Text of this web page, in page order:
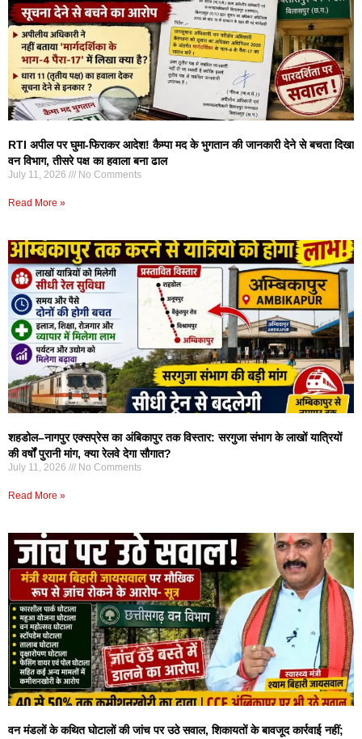
RTI अपील पर घुमा-फिराकर आदेश! कैम्पा मद के भुगतान की जानकारी देने से बचता दिखा
वन विभाग, तीसरे पक्ष का हवाला बना ढाल
July 11, 2026 No Comments
Read More »
शहडोल–नागपुर एक्सप्रेस का अंबिकापुर तक विस्तार: सरगुजा संभाग के लाखों यात्रियों
की वर्षों पुरानी मांग, क्या रेलवे देगा सौगात?
July 11, 2026 No Comments
Read More »
वन मंडलों के कथित घोटालों की जांच पर उठे सवाल, शिकायतों के बावजूद कार्रवाई नहीं;